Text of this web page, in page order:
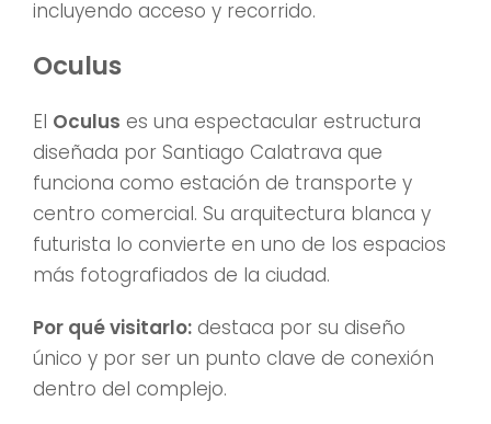
incluyendo acceso y recorrido.
Oculus
El Oculus es una espectacular estructura
diseñada por Santiago Calatrava que
funciona como estación de transporte y
centro comercial. Su arquitectura blanca y
futurista lo convierte en uno de los espacios
más fotografiados de la ciudad.
Por qué visitarlo: destaca por su diseño
único y por ser un punto clave de conexión
dentro del complejo.